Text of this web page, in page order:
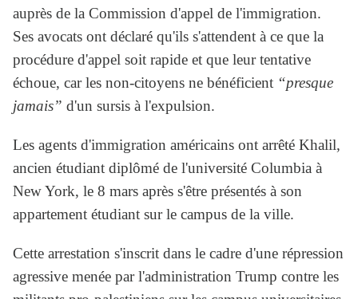
auprès de la Commission d'appel de l'immigration.
Ses avocats ont déclaré qu'ils s'attendent à ce que la
procédure d'appel soit rapide et que leur tentative
échoue, car les non-citoyens ne bénéficient “presque
jamais” d'un sursis à l'expulsion.
Les agents d'immigration américains ont arrêté Khalil,
ancien étudiant diplômé de l'université Columbia à
New York, le 8 mars après s'être présentés à son
appartement étudiant sur le campus de la ville.
Cette arrestation s'inscrit dans le cadre d'une répression
agressive menée par l'administration Trump contre les